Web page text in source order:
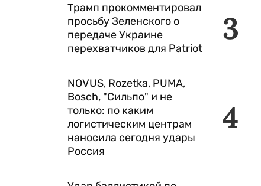
3
Трамп прокомментировал
просьбу Зеленского о
передаче Украине
перехватчиков для Patriot
4
NOVUS, Rozetka, PUMA,
Bosch, "Сильпо" и не
только: по каким
логистическим центрам
наносила сегодня удары
Россия